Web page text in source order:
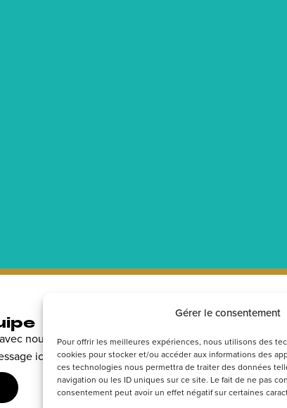
Gérer le consentement
Pour offrir les meilleures expériences, nous utilisons des
cookies pour stocker et/ou accéder aux informations des
ces technologies nous permettra de traiter des données
navigation ou les ID uniques sur ce site. Le fait de ne pas
consentement peut avoir un effet négatif sur certaines
nous et
ici.
Découvrez nos offres d’emploi ou
envoyez votre candidature
spontanée